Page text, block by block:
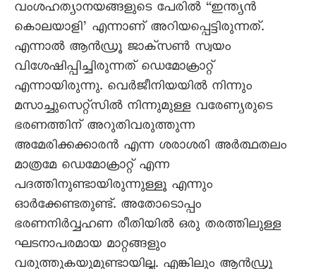
വംശഹത്യാനയങ്ങളുടെ പേരിൽ “ഇന്ത്യൻ
കൊലയാളി’ എന്നാണ് അറിയപ്പെട്ടിരുന്നത്.
എന്നാൽ ആൻഡ്രൂ ജാക്സൺ സ്വയം
വിശേഷിപ്പിച്ചിരുന്നത് ഡെമോക്രാറ്റ്
എന്നായിരുന്നു. വെർജീനിയയിൽ നിന്നും
മസാച്ചുസെറ്റ്സിൽ നിന്നുമുള്ള വരേണ്യരുടെ
ഭരണത്തിന് അറുതിവരുത്തുന്ന
അമേരിക്കക്കാരൻ എന്ന ശരാശരി അർത്ഥതലം
മാത്രമേ ഡെമോക്രാറ്റ് എന്ന
പദത്തിനുണ്ടായിരുന്നുള്ളൂ എന്നും
ഓർക്കേണ്ടതുണ്ട്. അതോടൊപ്പം
ഭരണനിർവ്വഹണ രീതിയിൽ ഒരു തരത്തിലുള്ള
ഘടനാപരമായ മാറ്റങ്ങളും